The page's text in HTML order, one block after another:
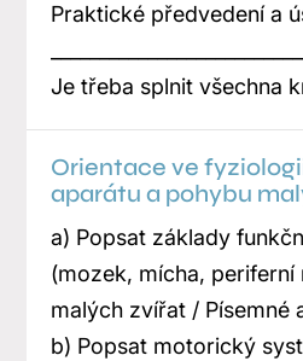
Praktické předvedení a
Je třeba splnit všechna
Orientace ve
aparátu a pohybu
a) Popsat základy
(mozek, mícha, periferní
malých zvířat / Písemné
b) Popsat motorický